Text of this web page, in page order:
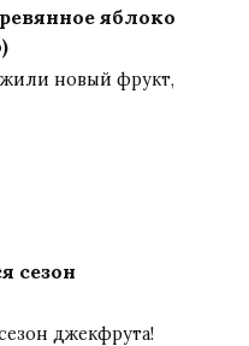
яблоко
новый фрукт,
сезон
джекфрута!